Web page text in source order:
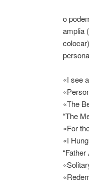
o
amplia
«I see
«The
“The
«For
«I